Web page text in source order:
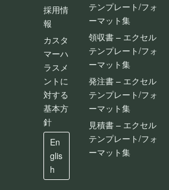
採用情
報
カスタ
マーハ
ラスメ
ントに
対する
基本方
針
En
glis
h
テンプレート/フォ
ーマット集
領収書 – エクセル
テンプレート/フォ
ーマット集
発注書 – エクセル
テンプレート/フォ
ーマット集
見積書 – エクセル
テンプレート/フォ
ーマット集